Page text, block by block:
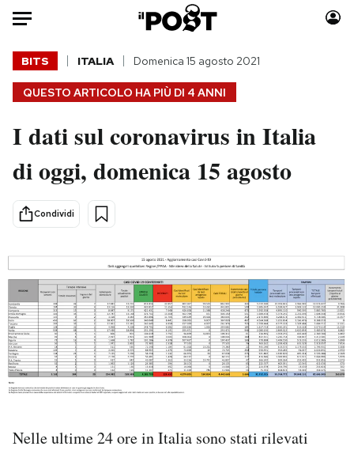
Auto
HOME
Italia
Politica
Tecnologia
Internet
Cultura
Economia
Sport
Moda
Consumismi
Europa
Altrecose
Mondiali calcio 2026
PODCAST
NEWSLETTER
QUESTO ARTICOLO HA PIÙ DI 4 ANNI
BITS ITALIA Domenica 15 agosto 2021
I dati sul coronavirus in Italia
di oggi, domenica 15 agosto
Condividi
Nelle ultime 24 ore in Italia sono stati rilevati